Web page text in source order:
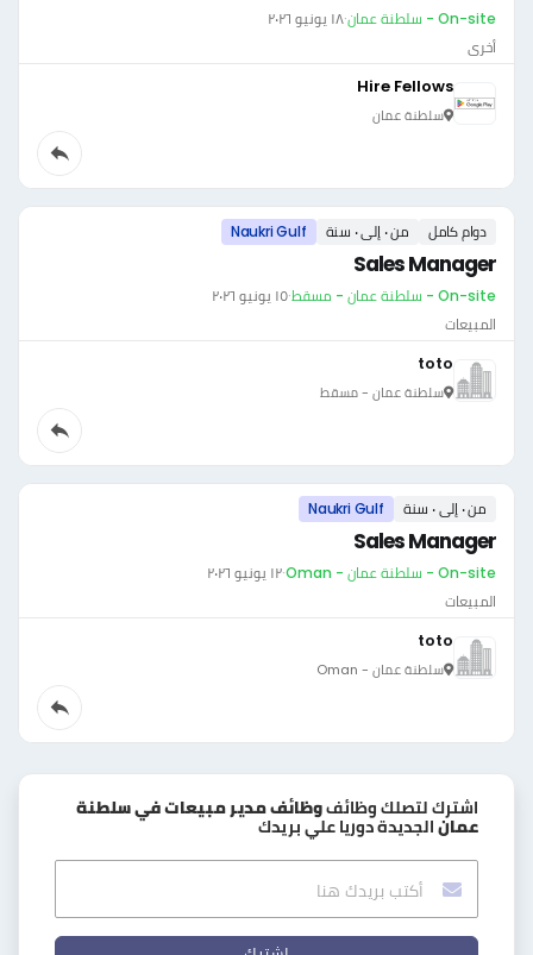
On-site - سلطنة عمان ·١٨ يونيو ٢٠٢٦
أخرى
Hire Fellows
سلطنة عمان
دوام كامل من ٠ إلى ٠ سنة Naukri Gulf
Sales Manager
On-site - سلطنة عمان - مسقط ·١٥ يونيو ٢٠٢٦
المبيعات
toto
سلطنة عمان - مسقط
من ٠ إلى ٠ سنة Naukri Gulf
Sales Manager
On-site - سلطنة عمان - Oman ·١٢ يونيو ٢٠٢٦
المبيعات
toto
سلطنة عمان - Oman
اشترك لتصلك وظائفوظائف مدير مبيعات في سلطنة
عمان الجديدة دوريا علي بريدك